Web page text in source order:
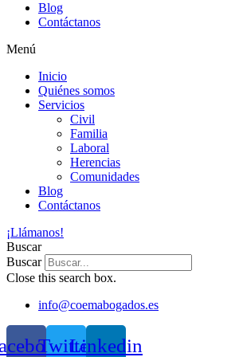
Blog
Contáctanos
Menú
Inicio
Quiénes somos
Servicios
Civil
Familia
Laboral
Herencias
Comunidades
Blog
Contáctanos
¡Llámanos!
Buscar
Buscar
Close this search box.
info@coemabogados.es
TwitterLinkedin